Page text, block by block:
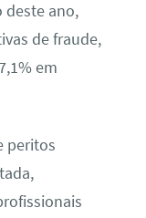
deste ano,
de fraude,
em
peritos